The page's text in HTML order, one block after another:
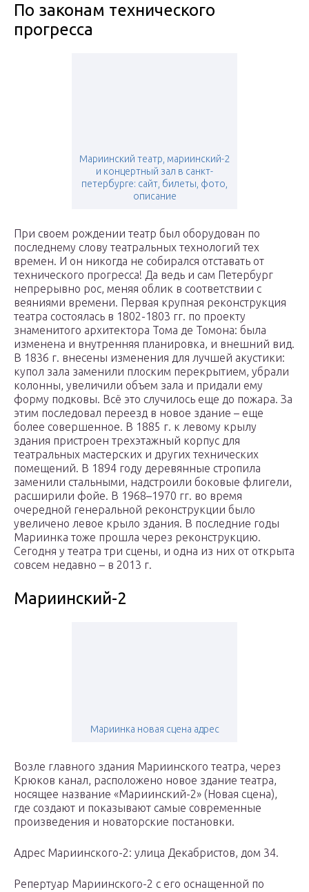
По законам технического
прогресса
Мариинский театр, мариинский-2
и концертный зал в санкт-
петербурге: сайт, билеты, фото,
описание
При своем рождении театр был оборудован по
последнему слову театральных технологий тех
времен. И он никогда не собирался отставать от
технического прогресса! Да ведь и сам Петербург
непрерывно рос, меняя облик в соответствии с
веяниями времени. Первая крупная реконструкция
театра состоялась в 1802-1803 гг. по проекту
знаменитого архитектора Тома де Томона: была
изменена и внутренняя планировка, и внешний вид.
В 1836 г. внесены изменения для лучшей акустики:
купол зала заменили плоским перекрытием, убрали
колонны, увеличили объем зала и придали ему
форму подковы. Всё это случилось еще до пожара. За
этим последовал переезд в новое здание – еще
более совершенное. В 1885 г. к левому крылу
здания пристроен трехэтажный корпус для
театральных мастерских и других технических
помещений. В 1894 году деревянные стропила
заменили стальными, надстроили боковые флигели,
расширили фойе. В 1968–1970 гг. во время
очередной генеральной реконструкции было
увеличено левое крыло здания. В последние годы
Мариинка тоже прошла через реконструкцию.
Сегодня у театра три сцены, и одна из них от открыта
совсем недавно – в 2013 г.
Мариинский-2
Мариинка новая сцена адрес
Возле главного здания Мариинского театра, через
Крюков канал, расположено новое здание театра,
носящее название «Мариинский-2» (Новая сцена),
где создают и показывают самые современные
произведения и новаторские постановки.
Адрес Мариинского-2: улица Декабристов, дом 34.
Репертуар Мариинского-2 с его оснащенной по